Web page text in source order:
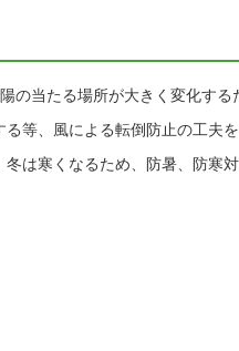
の当たる場所が大きく変化する
等、風による転倒防止の工夫を
は寒くなるため、防暑、防寒対